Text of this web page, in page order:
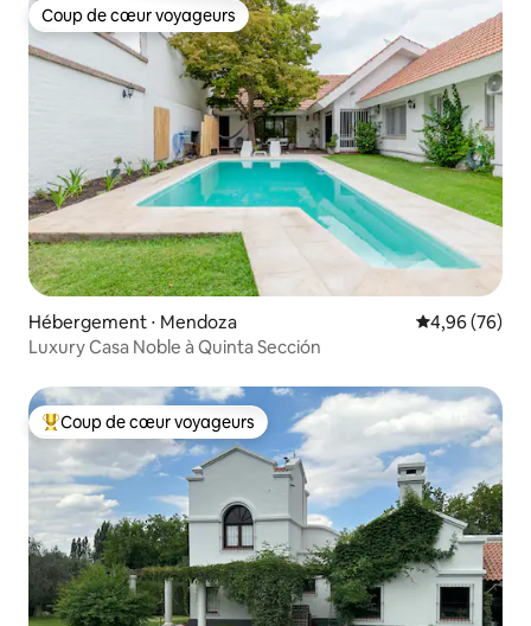
Coup de cœur voyageurs
Coup de cœur voyageurs
Hébergement ⋅ Mendoza Évaluation
4,96 (76)
Luxury Casa Noble à Quinta Sección
Coups de cœur voyageurs les plus appréciés
Coup de cœur voyageurs